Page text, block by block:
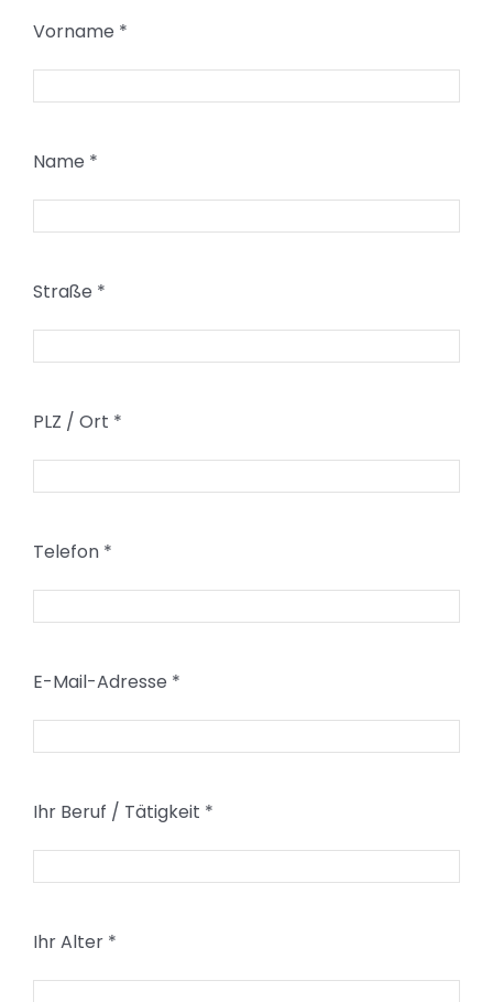
Vorname *
Name *
Straße *
PLZ / Ort *
Telefon *
E-Mail-Adresse *
Ihr Beruf / Tätigkeit *
Ihr Alter *